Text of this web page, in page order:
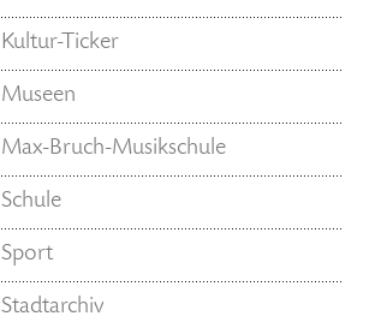
Kultur-Ticker
Museen
Max-Bruch-Musikschule
Schule
Sport
Stadtarchiv